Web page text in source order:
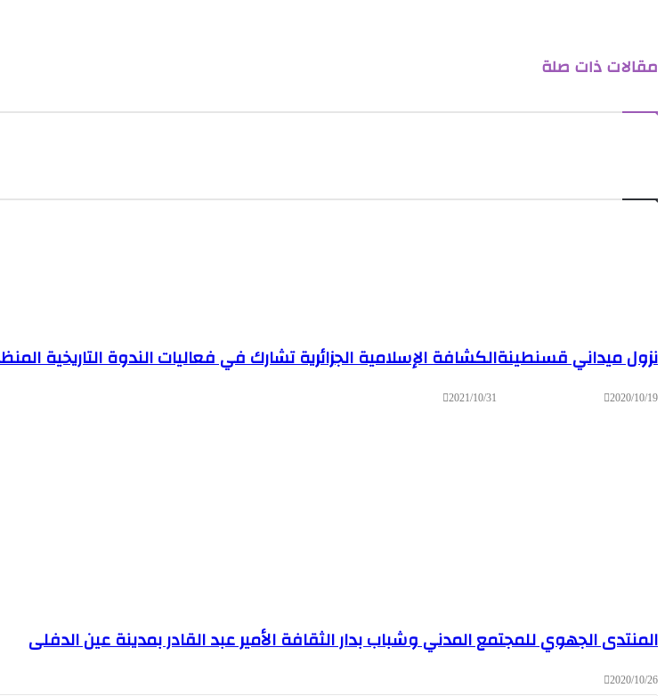
مقالات ذات صلة
نزول ميداني قسنطينة
2020/10/19
الكشافة الإسلامية الجزائرية تشارك في فعاليات الندوة التاريخية
2021/10/31
المنتدى الجهوي للمجتمع المدني وشباب بدار الثقافة الأمير عبد القادر بمدينة عين الدفلى
2020/10/26